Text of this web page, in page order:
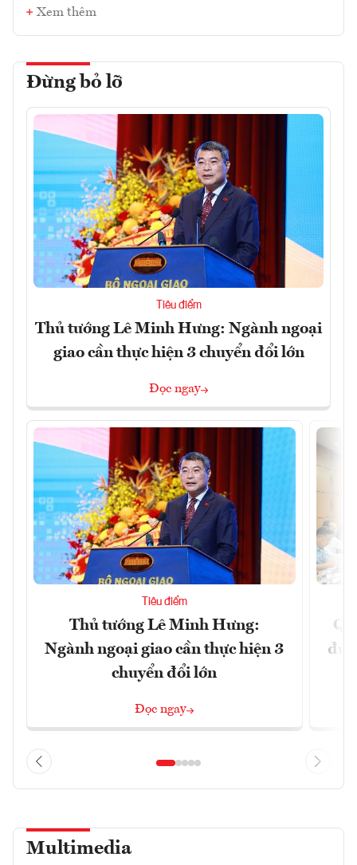
Xem thêm
Đừng bỏ lỡ
Tiêu điểm
Thủ tướng Lê Minh Hưng: Ngành ngoại
giao cần thực hiện 3 chuyển đổi lớn
Đọc ngay
Tiêu điểm
Thủ tướng Lê Minh Hưng:
Ngành ngoại giao cần thực hiện 3
chuyển đổi lớn
Đọc ngay
đủ
Multimedia